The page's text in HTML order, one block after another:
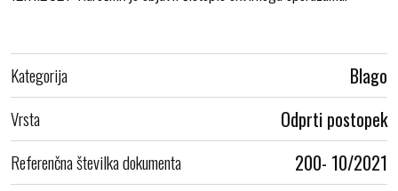
Kategorija Blago
Vrsta Odprti postopek
Referenčna številka dokumenta 200- 10/2021